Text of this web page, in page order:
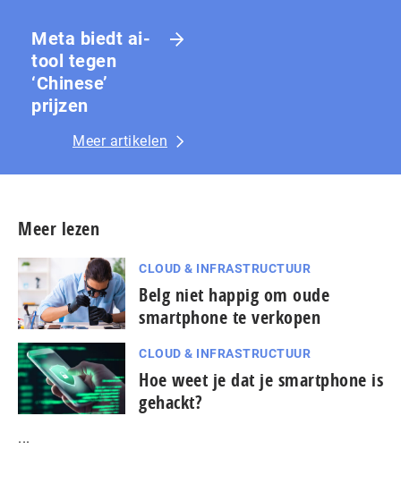
Meta biedt ai-
tool tegen
‘Chinese’
prijzen
Meer artikelen
Meer lezen
CLOUD & INFRASTRUCTUUR
Belg niet happig om oude
smartphone te verkopen
CLOUD & INFRASTRUCTUUR
Hoe weet je dat je smartphone is
gehackt?
...